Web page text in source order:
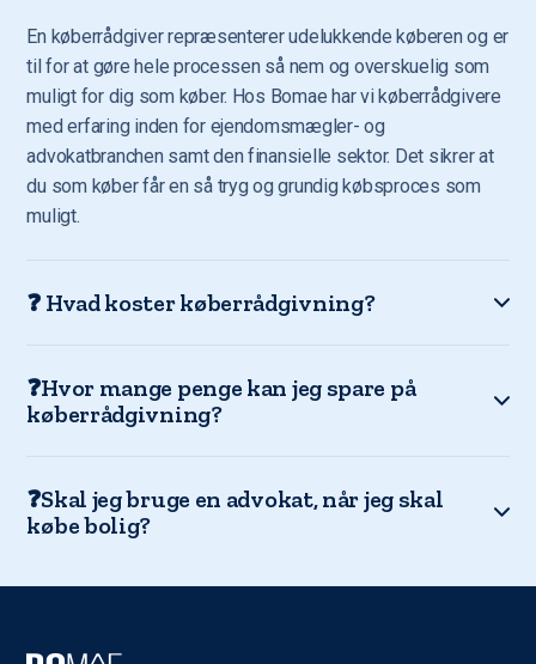
En køberrådgiver repræsenterer udelukkende køberen og er
til for at gøre hele processen så nem og overskuelig som
muligt for dig som køber. Hos Bomae har vi køberrådgivere
med erfaring inden for ejendomsmægler- og
advokatbranchen samt den finansielle sektor. Det sikrer at
du som køber får en så tryg og grundig købsproces som
muligt.
❓ Hvad koster køberrådgivning?
❓Hvor mange penge kan jeg spare på
køberrådgivning?
❓Skal jeg bruge en advokat, når jeg skal
købe bolig?